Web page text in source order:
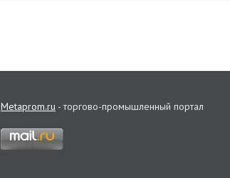
Metaprom.ru - торгово-промышленный портал